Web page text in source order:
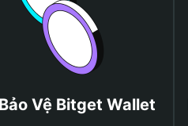
Vệ Bitget Wallet